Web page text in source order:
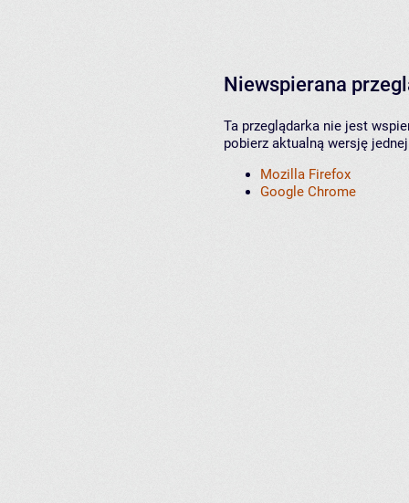
Niewspierana
Ta przeglądarka nie jest
pobierz aktualną wersję
Mozilla Firefox
Google Chrome